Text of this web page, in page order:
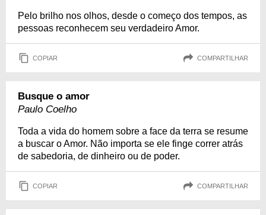
Pelo brilho nos olhos, desde o começo dos tempos, as
pessoas reconhecem seu verdadeiro Amor.
COPIAR COMPARTILHAR
Busque o amor
Paulo Coelho
Toda a vida do homem sobre a face da terra se resume
a buscar o Amor. Não importa se ele finge correr atrás
de sabedoria, de dinheiro ou de poder.
COPIAR COMPARTILHAR